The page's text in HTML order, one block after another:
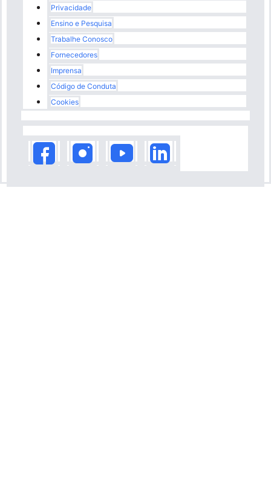
Rodapé
Privacidade
Ensino e Pesquisa
Trabalhe Conosco
Fornecedores
Imprensa
Código de Conduta
Cookies